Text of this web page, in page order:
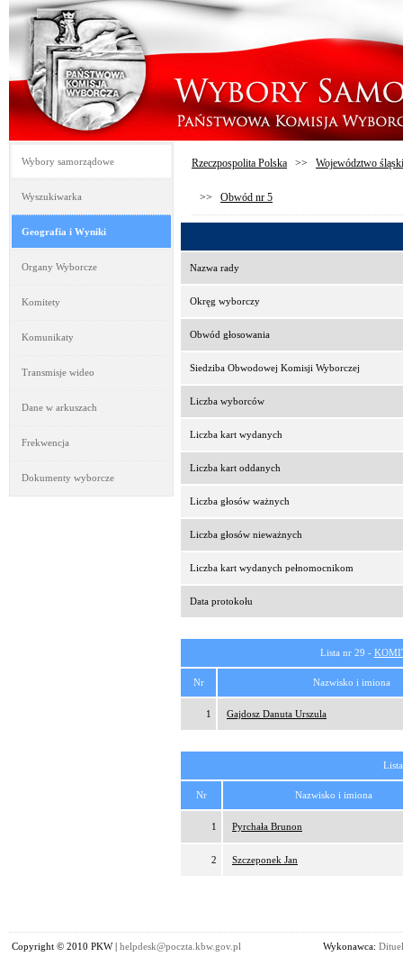
Wybory samorządowe
Wyszukiwarka
Geografia i Wyniki
Organy Wyborcze
Komitety
Komunikaty
Transmisje wideo
Dane w arkuszach
Frekwencja
Dokumenty wyborcze
Rzeczpospolita Polska >> Województwo
>> Obwód nr 5
Nazwa rady
Okręg wyborczy
Obwód głosowania
Siedziba Obwodowej Komisji Wyborczej
Liczba wyborców
Liczba kart wydanych
Liczba kart oddanych
Liczba głosów ważnych
Liczba głosów nieważnych
Liczba kart wydanych pełnomocnikom
Data protokołu
Lista nr 29 -
Nr Nazwisko i imiona
1 Gajdosz Danuta Urszula
Nr Nazwisko i imiona
1 Pyrchała Brunon
2 Szczeponek Jan
Copyright © 2010 PKW | helpdesk@poczta.kbw.gov.pl Wykonawca: